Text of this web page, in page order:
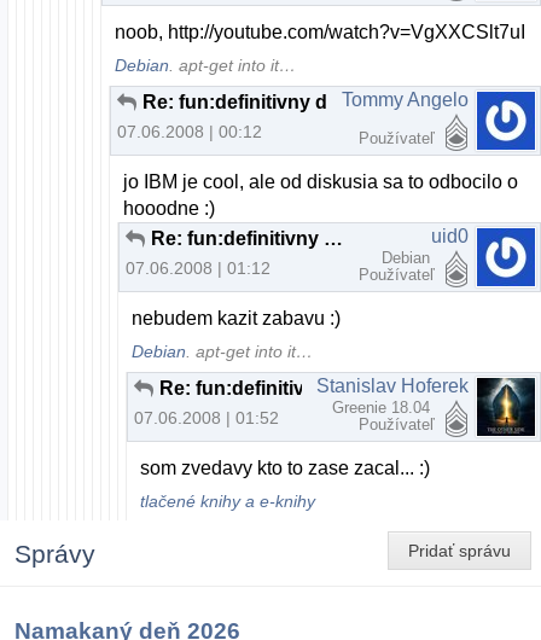
noob, http://youtube.com/watch?v=VgXXCSlt7uI
Debian. apt-get into it…
07.06.2008 | 00:12
Tommy Angelo
Používateľ
jo IBM je cool, ale od diskusia sa to odbocilo o
hooodne :)
Re: fun:definitivny dovod na odchod z MS:)
07.06.2008 | 01:12
uid0
Debian
Používateľ
nebudem kazit zabavu :)
Debian. apt-get into it…
Re: fun:definitivny dovod na odchod z MS:)
07.06.2008 | 01:52
Stanislav Hoferek
Greenie 18.04
Používateľ
som zvedavy kto to zase zacal... :)
tlačené knihy a e-knihy
Pridať správu
Správy
Namakaný deň 2026